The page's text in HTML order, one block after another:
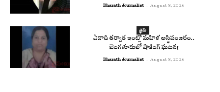
Bharath Journalist - August 8, 2026
క్రైమ్
ఏడాది తర్వాత ఇంట్లో మహిళ అస్థిపంజరం..
బెంగళూరులో షాకింగ్ ఘటన!
Bharath Journalist - August 8, 2026